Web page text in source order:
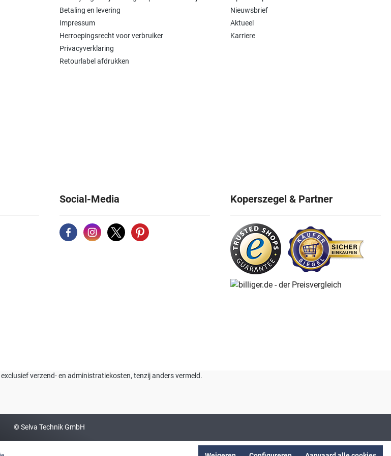
19 gr. licht. • 358978 - Handborstel:
van FSC-esdoorn, met paardenhaar van 18 mm, 4
16 x 26 mm. SWISS MADE.
Betaling en levering
Impressum
Herroepingsrecht voor verbruiker
Privacyverklaring
Retourlabel afdrukken
Nieuwsbrief
Aktueel
Karriere
Social-Media Koperszegel & Partner
verzend- en administratiekosten, tenzij anders vermeld.
© Selva Technik GmbH